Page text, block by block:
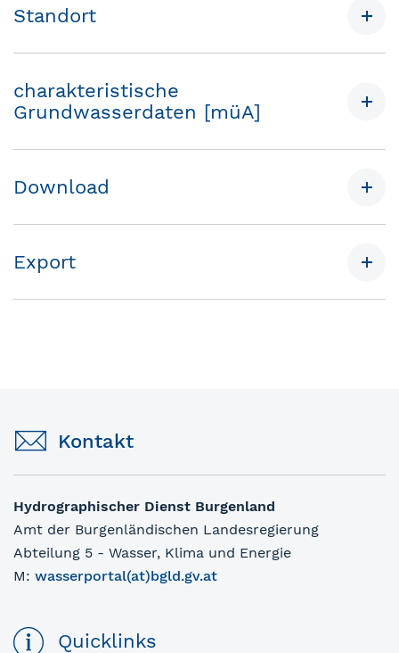
Standort
charakteristische
Grundwasserdaten [müA]
Download
Export
Kontakt
Hydrographischer Dienst Burgenland
Amt der Burgenländischen Landesregierung
Abteilung 5 - Wasser, Klima und Energie
M: wasserportal(at)bgld.gv.at
Quicklinks